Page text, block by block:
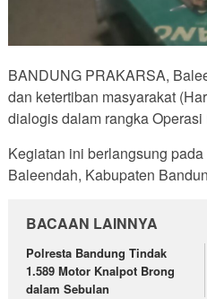
BANDUNG PRAKARSA,
dan ketertiban masyarakat
dialogis dalam rangka
Kegiatan ini berlangsung
Baleendah, Kabupaten
BACAAN LAINNYA
Polresta Bandung Tindak
1.589 Motor Knalpot Brong
dalam Sebulan